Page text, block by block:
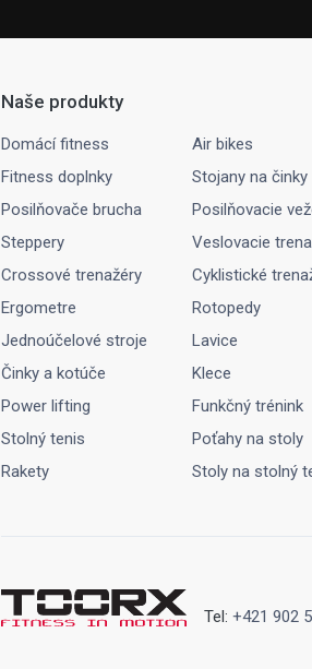
Naše produkty
Domácí fitness Air bikes
Fitness doplnky
Stojany na činky
Posilňovače brucha
Posilňovacie
Steppery
Veslovacie
Crossové trenažéry
Cyklistické
Ergometre
Rotopedy
Jednoúčelové stroje
Lavice
Činky a kotúče
Klece
Power lifting
Funkčný trénink
Stolný tenis
Poťahy na stoly
Rakety
Stoly na stolný
Tel: +421 902